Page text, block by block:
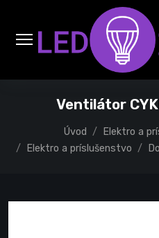
Ventilátor
Úvod Elektro a
Elektro a príslušenstvo